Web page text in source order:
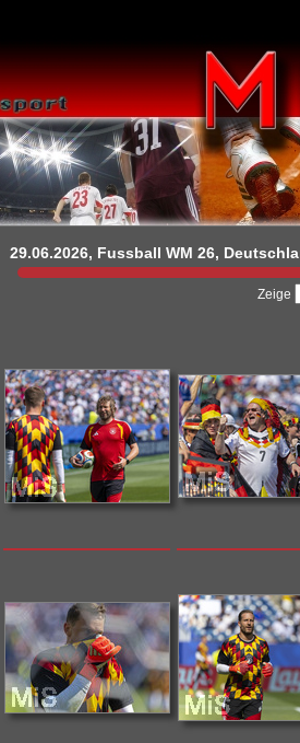
29.06.2026, Fussball WM 26,
Zeige